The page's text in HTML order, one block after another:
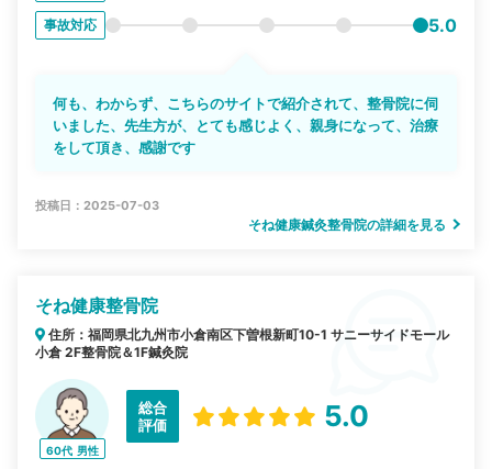
事故対応 5.0
何も、わからず、こちらのサイトで紹介されて、整骨院に伺
いました、先生方が、とても感じよく、親身になって、治療
をして頂き、感謝です
投稿日：2025-07-03
そね健康鍼灸整骨院の詳細を見る
そね健康整骨院
住所：福岡県北九州市小倉南区下曽根新町10-1 サニーサイドモール
小倉 2F整骨院＆1F鍼灸院
60代 男性
総合
評価
5.0